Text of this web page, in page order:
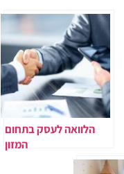
הלוואה לעסק בתחום
המזון